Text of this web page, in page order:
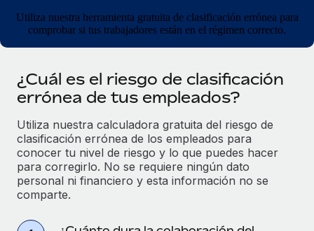
Utiliza nuestra herramienta gratuita de clasificación errónea para
comprobar si tus trabajadores están en el régimen correcto.
¿Cuál es el riesgo de clasificación
errónea de tus empleados?
Utiliza nuestra calculadora gratuita del riesgo de
clasificación errónea de los empleados para
conocer tu nivel de riesgo y lo que puedes hacer
para corregirlo. No se requiere ningún dato
personal ni financiero y esta información no se
comparte.